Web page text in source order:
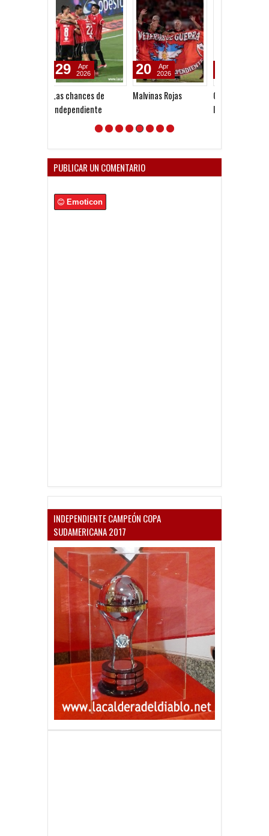
Malvinas Rojas
20
Apr
2026
Quinteros: "En
que dar todo y más"
19
Apr
2026
PUBLICAR UN COMENTARIO
INDEPENDIENTE CAMPEÓN COPA
SUDAMERICANA 2017